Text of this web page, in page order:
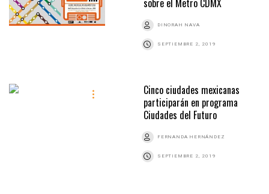
sobre el Metro CDMX
DINORAH NAVA
SEPTIEMBRE 2, 2019
Cinco ciudades mexicanas
participarán en programa
Ciudades del Futuro
FERNANDA HERNÁNDEZ
SEPTIEMBRE 2, 2019